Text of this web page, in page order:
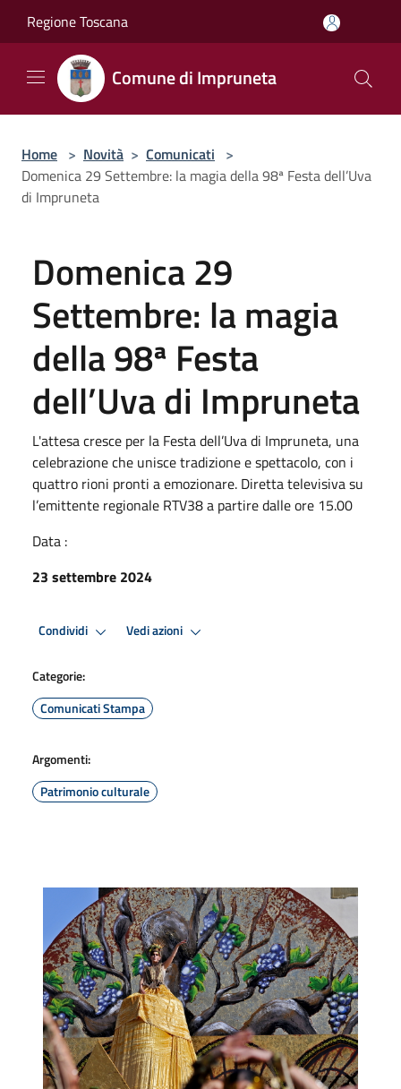
Regione Toscana
Comune di Impruneta
Home > Novità > Comunicati >
Domenica 29 Settembre: la magia della 98ª Festa dell’Uva
di Impruneta
Domenica 29
Settembre: la magia
della 98ª Festa
dell’Uva di Impruneta
L'attesa cresce per la Festa dell’Uva di Impruneta, una
celebrazione che unisce tradizione e spettacolo, con i
quattro rioni pronti a emozionare. Diretta televisiva su
l’emittente regionale RTV38 a partire dalle ore 15.00
Data :
23 settembre 2024
Condividi Vedi azioni
Categorie:
Comunicati Stampa
Argomenti:
Patrimonio culturale